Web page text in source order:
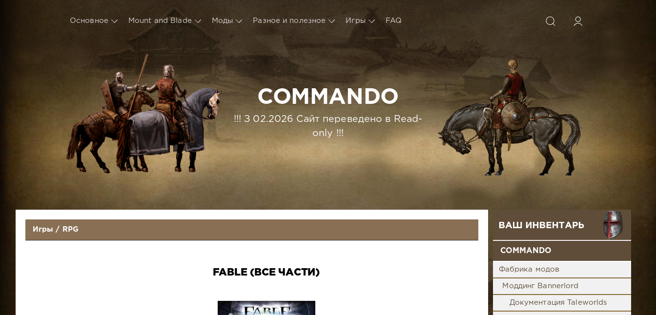
Основное Mount and Blade Моды Разное и полезное Игры FAQ
COMMANDO
!!! З 02.2026 Сайт переведено в Read-
only !!!
Игры / RPG
FABLE (ВСЕ ЧАСТИ)
COMMANDO
Фабрика модов
Моддинг Bannerlord
Документация Taleworlds